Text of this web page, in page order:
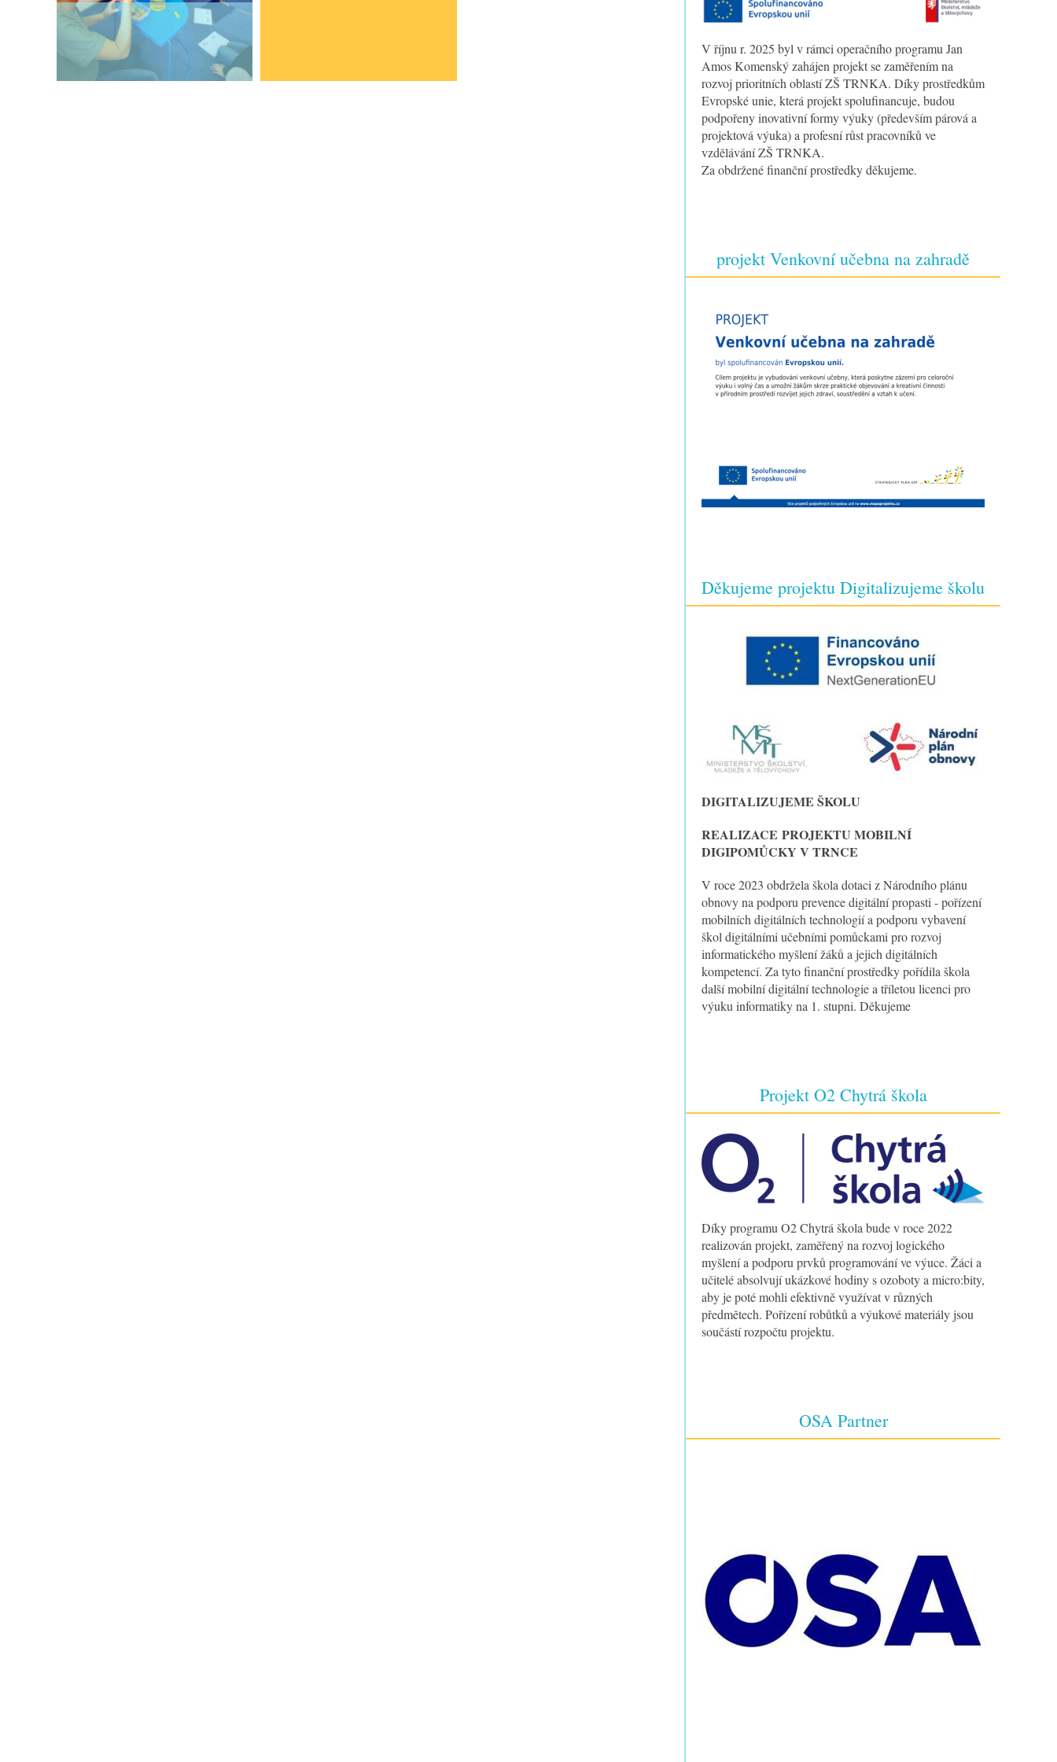
V říjnu r. 2025 byl v rámci operačního programu Jan
Amos Komenský zahájen projekt se zaměřením na
rozvoj prioritních oblastí ZŠ TRNKA. Díky prostředkům
Evropské unie, která projekt spolufinancuje, budou
podpořeny inovativní formy výuky (především párová a
projektová výuka) a profesní růst pracovníků ve
vzdělávání ZŠ TRNKA.
Za obdržené finanční prostředky děkujeme.
projekt Venkovní učebna na zahradě
Děkujeme projektu Digitalizujeme školu
DIGITALIZUJEME ŠKOLU
REALIZACE PROJEKTU MOBILNÍ
DIGIPOMŮCKY V TRNCE
V roce 2023 obdržela škola dotaci z Národního plánu
obnovy na podporu prevence digitální propasti - pořízení
mobilních digitálních technologií a podporu vybavení
škol digitálními učebními pomůckami pro rozvoj
informatického myšlení žáků a jejich digitálních
kompetencí. Za tyto finanční prostředky pořídila škola
další mobilní digitální technologie a tříletou licenci pro
výuku informatiky na 1. stupni. Děkujeme
Projekt O2 Chytrá škola
Díky programu O2 Chytrá škola bude v roce 2022
realizován projekt, zaměřený na rozvoj logického
myšlení a podporu prvků programování ve výuce. Žáci a
učitelé absolvují ukázkové hodiny s ozoboty a micro:bity,
aby je poté mohli efektivně využívat v různých
předmětech. Pořízení robůtků a výukové materiály jsou
součástí rozpočtu projektu.
OSA Partner